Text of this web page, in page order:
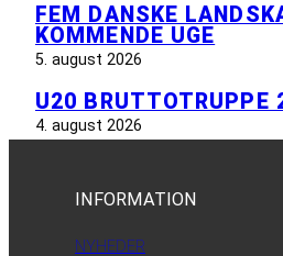
FEM DANSKE
KOMMENDE UGE
5. august 2026
U20 BRUTTOTRUPPE
4. august 2026
INFORMATION
NYHEDER